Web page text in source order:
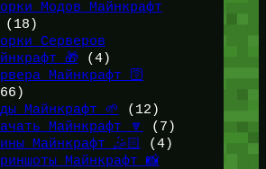
Модов Майнкрафт
(18)
Серверов
🎁 (4)
Майнкрафт 🛜
Майнкрафт 🌱
(12)
Майнкрафт 🔽
(7)
Майнкрафт 🤹🏻
(4)
Майнкрафт 📸